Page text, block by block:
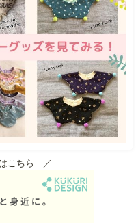
こちら ／